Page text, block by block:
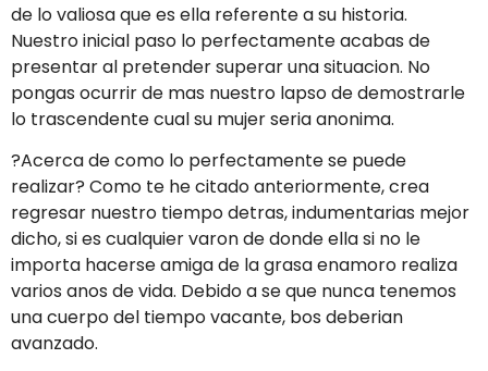
de lo valiosa que es ella referente a su historia.
Nuestro inicial paso lo perfectamente acabas de
presentar al pretender superar una situacion. No
pongas ocurrir de mas nuestro lapso de demostrarle
lo trascendente cual su mujer seri­a anonima.
?Acerca de como lo perfectamente se puede
realizar? Como te he citado anteriormente, crea
regresar nuestro tiempo detras, indumentarias mejor
dicho, si es cualquier varon de donde ella si no le
importa hacerse amiga de la grasa enamoro realiza
varios anos de vida. Debido a se que nunca tenemos
una cuerpo del tiempo vacante, bos deberian
avanzado.